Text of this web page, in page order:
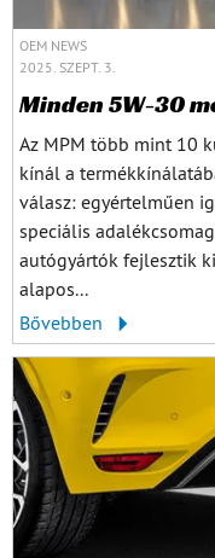
OEM NEWS
2025. SZEPT. 3.
Minden 5W-30
Az MPM több mint 10
kínál a
válasz: egyértelműen
speciális
autógyártók fejlesztik
alapos...
Bővebben